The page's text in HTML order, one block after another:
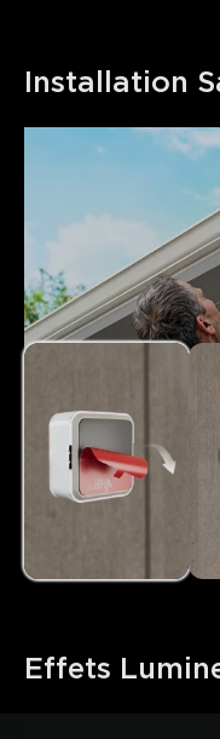
Installation
Effets